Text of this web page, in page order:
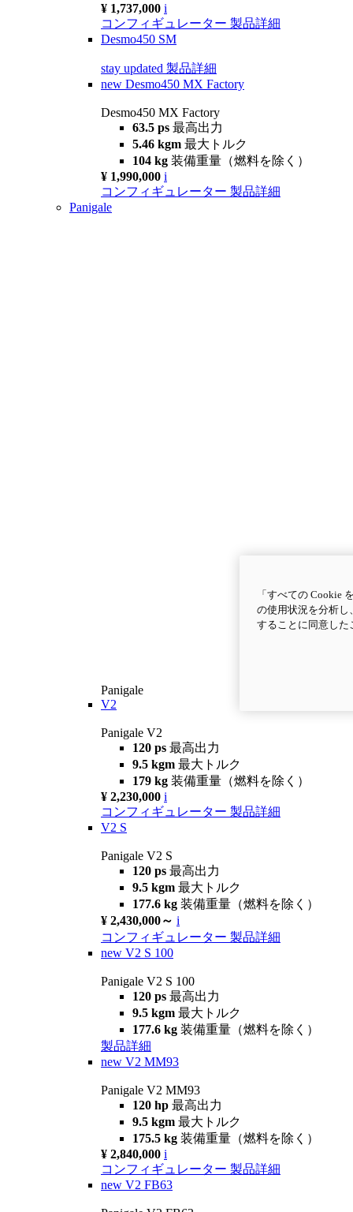
¥ 1,737,000 i
コンフィギュレーター 製品詳細
Desmo450 SM
stay updated 製品詳細
new Desmo450 MX Factory
Desmo450 MX Factory
63.5 ps 最高出力
5.46 kgm 最大トルク
104 kg 装備重量（燃料を除く）
¥ 1,990,000 i
コンフィギュレーター 製品詳細
Panigale
Panigale
V2
Panigale V2
120 ps 最高出力
9.5 kgm 最大トルク
179 kg 装備重量（燃料を除く）
¥ 2,230,000 i
コンフィギュレーター 製品詳細
V2 S
Panigale V2 S
120 ps 最高出力
9.5 kgm 最大トルク
177.6 kg 装備重量（燃料を除く）
¥ 2,430,000～ i
コンフィギュレーター 製品詳細
new V2 S 100
Panigale V2 S 100
120 ps 最高出力
9.5 kgm 最大トルク
177.6 kg 装備重量（燃料を除く）
製品詳細
new V2 MM93
Panigale V2 MM93
120 hp 最高出力
9.5 kgm 最大トルク
175.5 kg 装備重量（燃料を除く）
¥ 2,840,000 i
コンフィギュレーター 製品詳細
new V2 FB63
「すべての Cookie
の使用状況を分析し
することに同意し